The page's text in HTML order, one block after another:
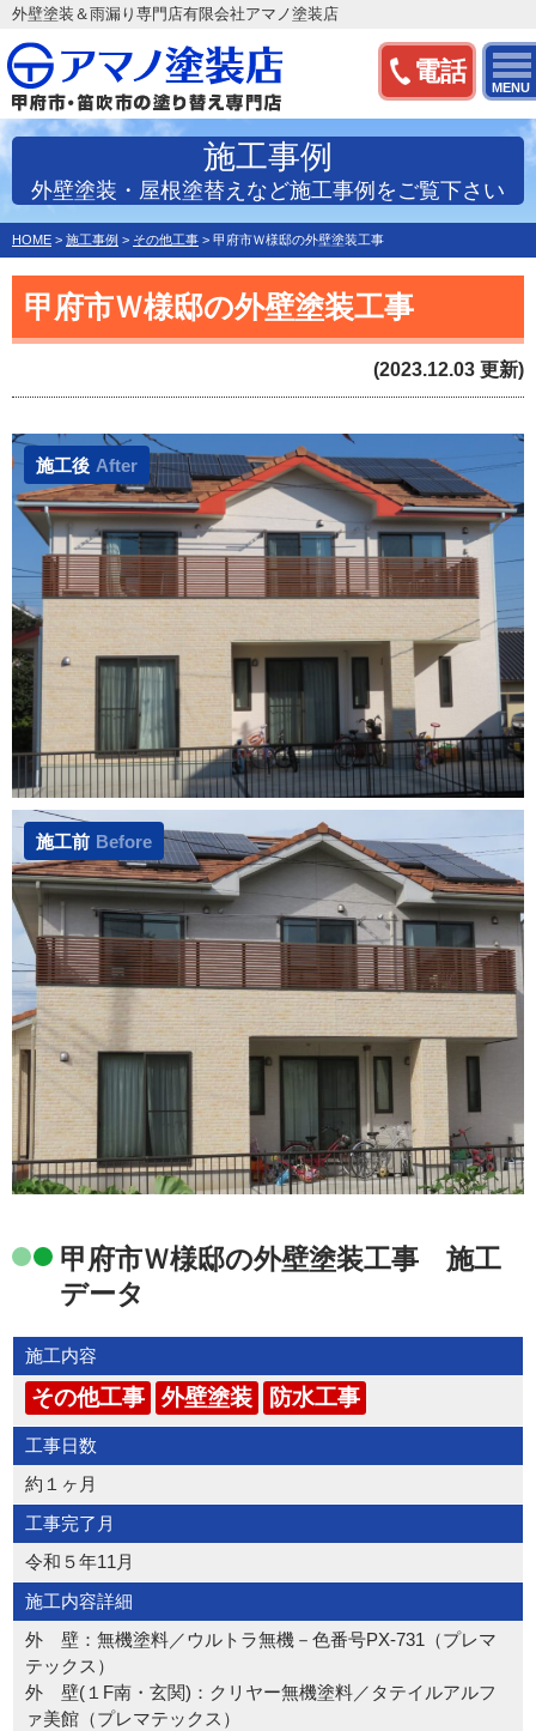
電話
MENU
外壁塗装＆雨漏り専門店有限会社アマノ塗装店
施工事例
外壁塗装・屋根塗替えなど施工事例をご覧下さい
HOME > 施工事例 > その他工事 > 甲府市Ｗ様邸の外壁塗装工事
甲府市Ｗ様邸の外壁塗装工事
(2023.12.03 更新)
施工後 After
施工前 Before
甲府市Ｗ様邸の外壁塗装工事 施工
データ
施工内容
その他工事 外壁塗装 防水工事
工事日数
約１ヶ月
工事完了月
令和５年11月
施工内容詳細
外 壁：無機塗料／ウルトラ無機－色番号PX-731（プレマ
テックス）
外 壁(１F南・玄関)：クリヤー無機塗料／タテイルアルフ
ァ美館（プレマテックス）